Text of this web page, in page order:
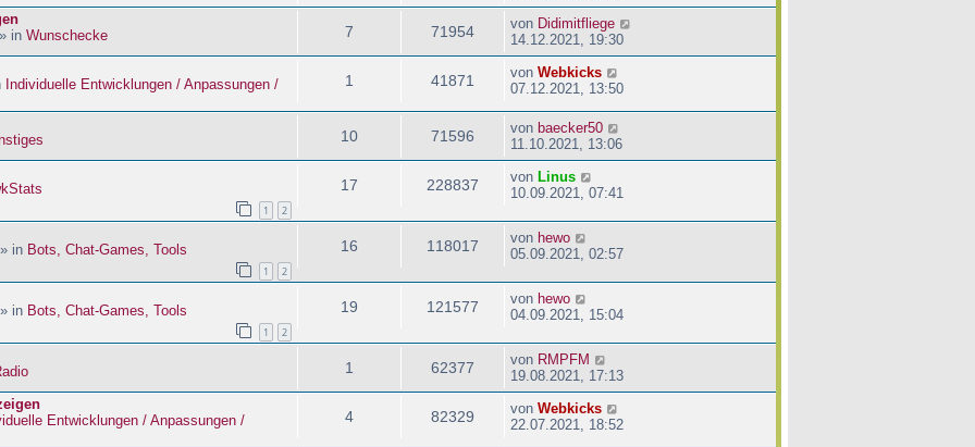
in Wunschecke 7 71954 von Didimitfliege
14.12.2021, 19:30
Individuelle Entwicklungen / Anpassungen /
1 41871 von Webkicks
07.12.2021, 13:50
10 71596 von baecker50
11.10.2021, 13:06
1 2
17 228837 von Linus
10.09.2021, 07:41
in Bots, Chat-Games, Tools
1 2
16 118017 von hewo
05.09.2021, 02:57
in Bots, Chat-Games, Tools
1 2
19 121577 von hewo
04.09.2021, 15:04
1 62377 von RMPFM
19.08.2021, 17:13
Entwicklungen / Anpassungen /
4 82329 von Webkicks
22.07.2021, 18:52